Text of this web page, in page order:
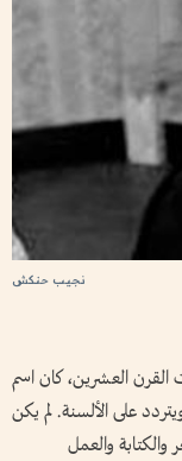
نجيب حنكش
القرن العشرين، كان اسم
على الألسنة. لم يكن
والعمل